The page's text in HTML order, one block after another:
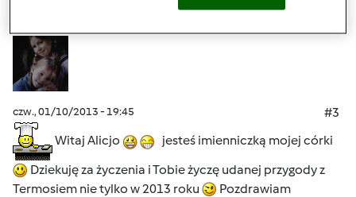
czw., 01/10/2013 - 19:45
#3
Witaj Alicjo
jesteś imienniczką mojej córki
Dziekuję za życzenia i Tobie życzę udanej przygody z
Termosiem nie tylko w 2013 roku
Pozdrawiam